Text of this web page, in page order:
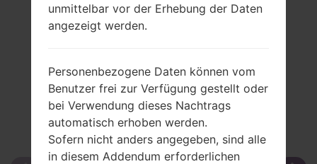
Vergleiche
unmittelbar vor der Erhebung der Daten
angezeigt werden.
Personenbezogene Daten können vom
Benutzer frei zur Verfügung gestellt oder
bei Verwendung dieses Nachtrags
automatisch erhoben werden.
Sofern nicht anders angegeben, sind alle
in diesem Addendum erforderlichen